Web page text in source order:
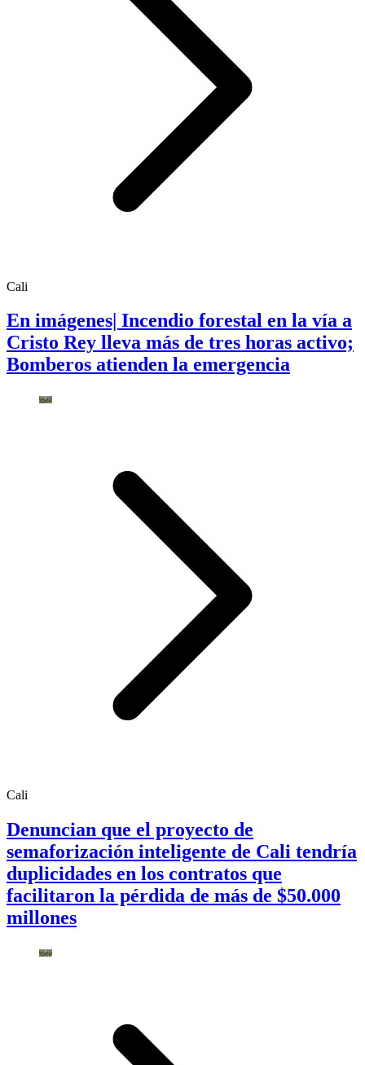
Cali
En imágenes| Incendio forestal en la vía a
Cristo Rey lleva más de tres horas activo;
Bomberos atienden la emergencia
Cali
Denuncian que el proyecto de
semaforización inteligente de Cali tendría
duplicidades en los contratos que
facilitaron la pérdida de más de $50.000
millones